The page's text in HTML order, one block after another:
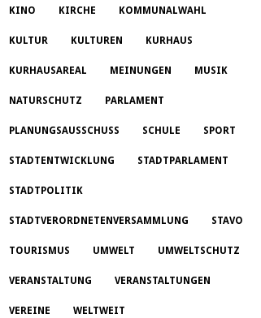
KINO KIRCHE KOMMUNALWAHL
KULTUR KULTUREN KURHAUS
KURHAUSAREAL MEINUNGEN MUSIK
NATURSCHUTZ PARLAMENT
PLANUNGSAUSSCHUSS SCHULE SPORT
STADTENTWICKLUNG STADTPARLAMENT
STADTPOLITIK
STADTVERORDNETENVERSAMMLUNG STAVO
TOURISMUS UMWELT UMWELTSCHUTZ
VERANSTALTUNG VERANSTALTUNGEN
VEREINE WELTWEIT